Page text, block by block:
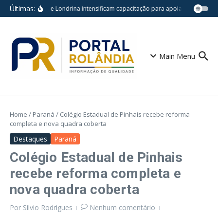
Ir para o conteúdo
Últimas:UBSs de Londrina intensificam capacitação para apoiar mães na
Main Menu
Home / Paraná / Colégio Estadual de Pinhais recebe reforma
completa e nova quadra coberta
Destaques Paraná
Colégio Estadual de Pinhais
recebe reforma completa e
nova quadra coberta
Por Silvio Rodrigues
Nenhum comentário